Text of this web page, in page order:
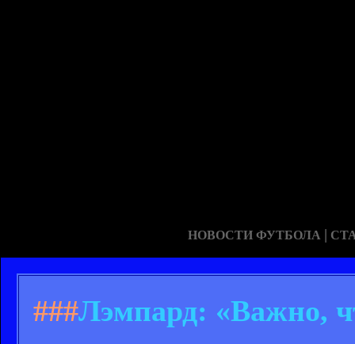
НОВОСТИ ФУТБОЛА |
###Лэмпард: «Важно,